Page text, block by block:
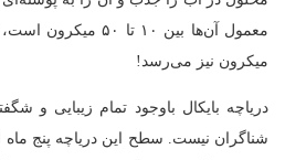
میکرون نیز می‌رسد!
دریاچه بایکال باوجود تمام زیبایی و
شناگران نیست. سطح این دریاچه پنج